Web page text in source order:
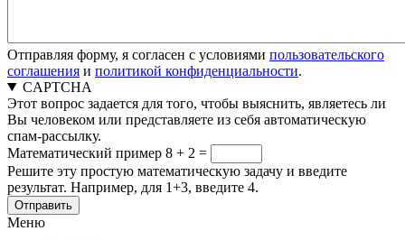
Отправляя форму, я согласен с условиями пользовательского
соглашения и политикой конфиденциальности.
CAPTCHA
Этот вопрос задается для того, чтобы выяснить, являетесь ли
Вы человеком или представляете из себя автоматическую
спам-рассылку.
Математический пример 8 + 2 =
Решите эту простую математическую задачу и введите
результат. Например, для 1+3, введите 4.
Меню